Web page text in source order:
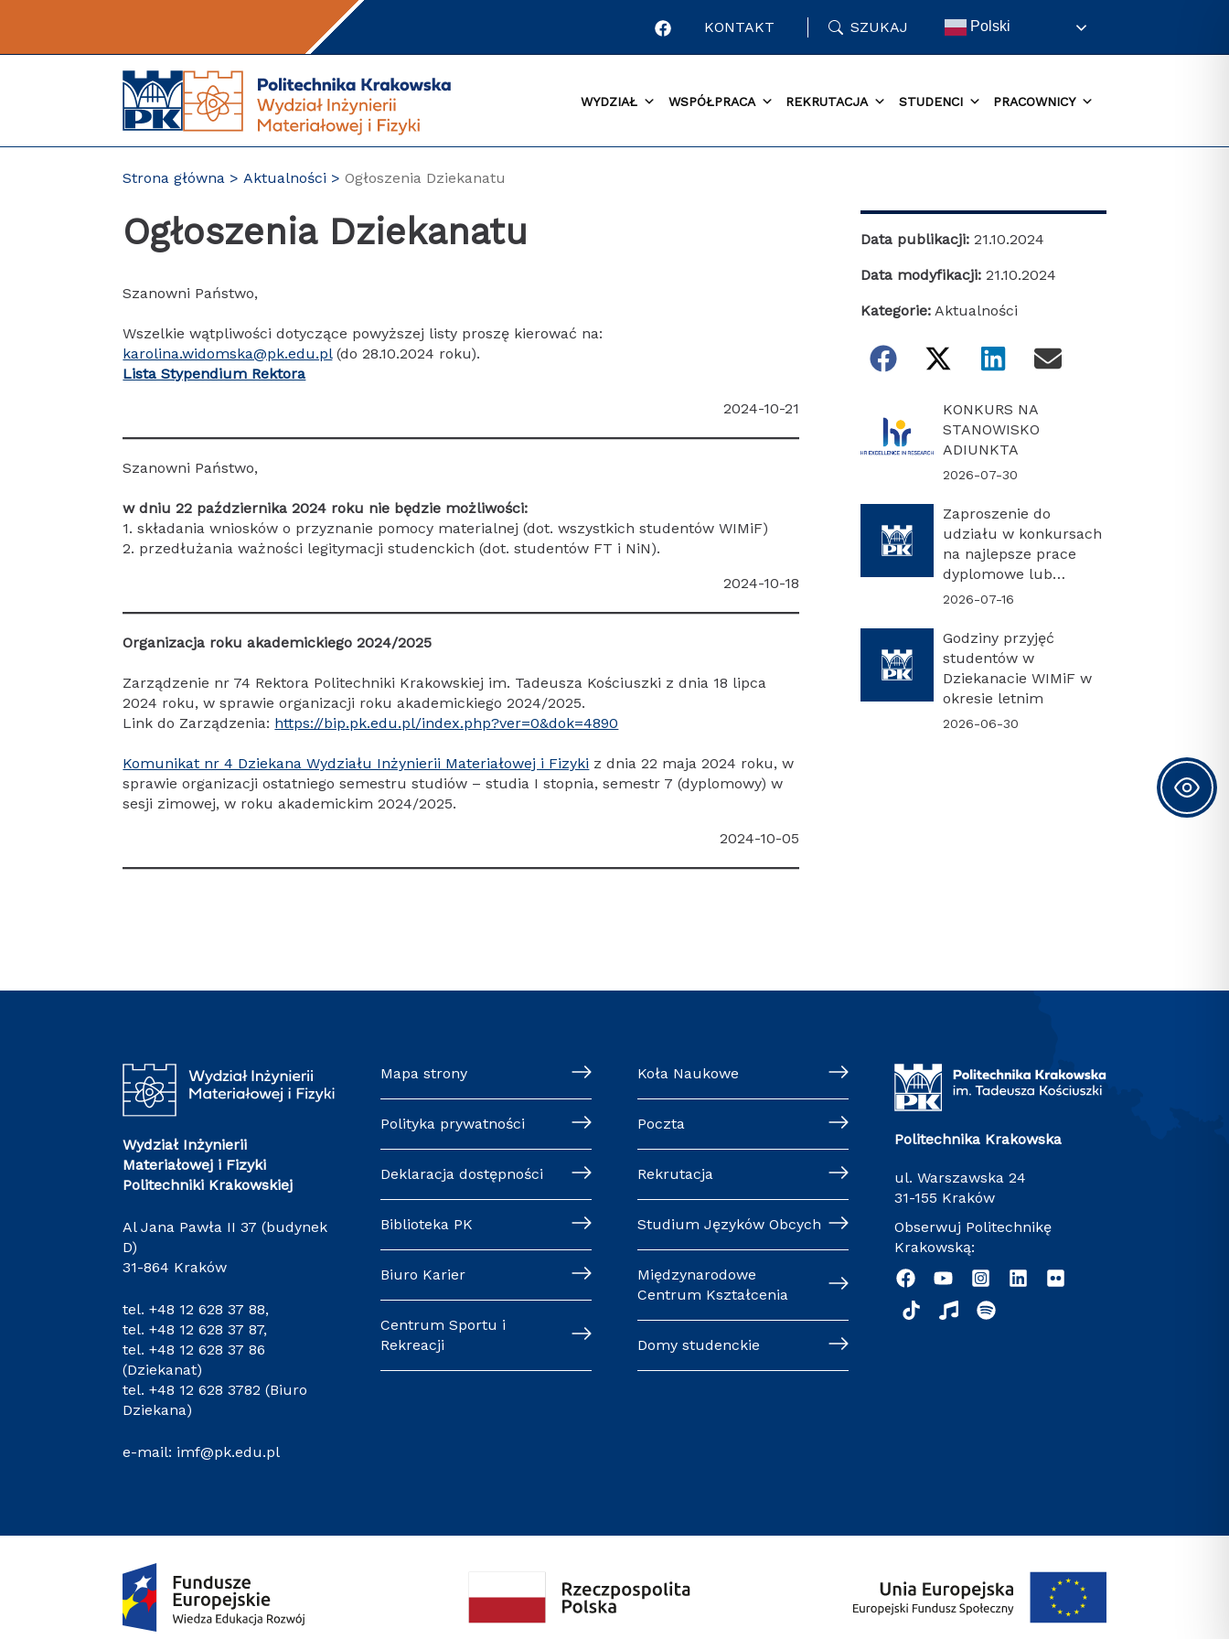
KONTAKT SZUKAJ Polski
WYDZIAŁ WSPÓŁPRACA REKRUTACJA STUDENCI PRACOWNICY
Strona główna Aktualności Ogłoszenia Dziekanatu
Ogłoszenia Dziekanatu
Szanowni Państwo,
Wszelkie wątpliwości dotyczące powyższej listy proszę kierować na:
karolina.widomska@pk.edu.pl(do 28.10.2024 roku).
Lista Stypendium Rektora
2024-10-21
Szanowni Państwo,
w dniu 22 października 2024 roku nie będzie możliwości:
1. składania wniosków o przyznanie pomocy materialnej (dot. wszystkich studentów WIMiF)
2. przedłużania ważności legitymacji studenckich (dot. studentów FT i NiN).
2024-10-18
Organizacja roku akademickiego 2024/2025
Zarządzenie nr 74 Rektora Politechniki Krakowskiej im. Tadeusza Kościuszki z dnia 18 lipca
2024 roku, w sprawie organizacji roku akademickiego 2024/2025.
Link do Zarządzenia: https://bip.pk.edu.pl/index.php?ver=0&dok=4890
Komunikat nr 4 Dziekana Wydziału Inżynierii Materiałowej i Fizyki z dnia 22 maja 2024 roku, w
sprawie organizacji ostatniego semestru studiów – studia I stopnia, semestr 7 (dyplomowy) w
sesji zimowej, w roku akademickim 2024/2025.
2024-10-05
Data publikacji: 21.10.2024
Data modyfikacji: 21.10.2024
Kategorie: Aktualności
KONKURS NA
STANOWISKO
ADIUNKTA
2026-07-30
Zaproszenie do
udziału w konkursach
na najlepsze prace
dyplomowe lub
najlepszą rozprawę
2026-07-16
Godziny przyjęć
studentów w
Dziekanacie WIMiF w
okresie letnim
2026-06-30
Wydział Inżynierii
Materiałowej i Fizyki
Politechniki Krakowskiej
Al Jana Pawła II 37 (budynek
D)
31-864 Kraków
tel.+48 12 628 37 88,
tel.+48 12 628 37 87,
tel.+48 12 628 37 86
(Dziekanat)
tel.+48 12 628 3782 (Biuro
Dziekana)
e-mail: imf@pk.edu.pl
Mapa strony
Polityka prywatności
Deklaracja dostępności
Biblioteka PK
Biuro Karier
Centrum Sportu i
Rekreacji
Koła Naukowe
Poczta
Rekrutacja
Studium Języków Obcych
Międzynarodowe
Centrum Kształcenia
Domy studenckie
Politechnika Krakowska
ul. Warszawska 24
31-155 Kraków
Obserwuj Politechnikę
Krakowską: